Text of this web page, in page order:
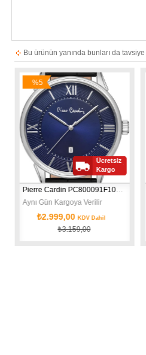
Bu ürünün yanında bunları da
Pierre Cardin PC800091F103 Erkek Kol Saati
Aynı Gün Kargoya Verilir
₺2.999,00KDV Dahil
₺3.159,00
%5
İndirim
Ücretsiz
Kargo